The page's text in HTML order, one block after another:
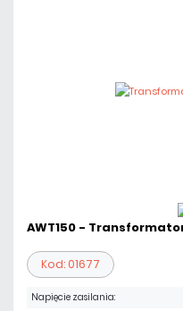
AWT150 -
Kod: 01677
Napięcie zasilania: